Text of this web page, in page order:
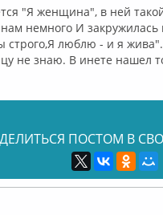
"Я женщина", в ней
немного И закружилась
строго,Я люблю - и я
не знаю. В инете нашел
ПОСТОМ В